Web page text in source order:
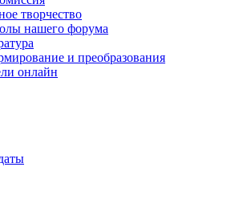
творчество
нашего форума
и преобразования
онлайн